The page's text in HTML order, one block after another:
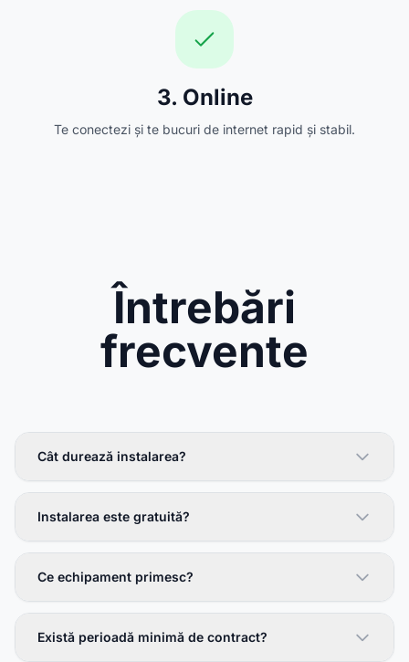
3. Online
Te conectezi și te bucuri de internet rapid și stabil.
Întrebări
frecvente
Cât durează instalarea?
Instalarea este gratuită?
Ce echipament primesc?
Există perioadă minimă de contract?